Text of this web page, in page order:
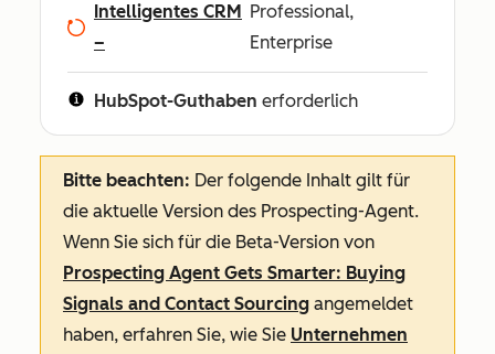
Intelligentes CRM
–
Professional,
Enterprise
HubSpot-Guthaben erforderlich
Bitte beachten: Der folgende Inhalt gilt für
die aktuelle Version des Prospecting-Agent.
Wenn Sie sich für die Beta-Version von
Prospecting Agent Gets Smarter: Buying
Signals and Contact Sourcing angemeldet
haben, erfahren Sie, wie Sie Unternehmen